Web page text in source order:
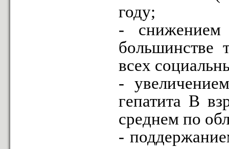
году;
- снижением
большинстве
всех
-
гепатита В
среднем по
-